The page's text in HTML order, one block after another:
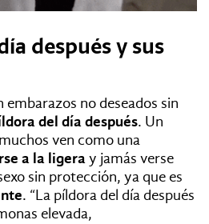
después y sus
embarazos no deseados sin
del día después. Un
ven como una
a la ligeray jamás verse
sin protección, ya que es
. “La píldora del día después
elevada,